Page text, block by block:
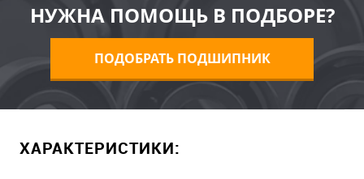
НУЖНА ПОМОЩЬ В ПОДБОРЕ?
ПОДОБРАТЬ ПОДШИПНИК
ХАРАКТЕРИСТИКИ: